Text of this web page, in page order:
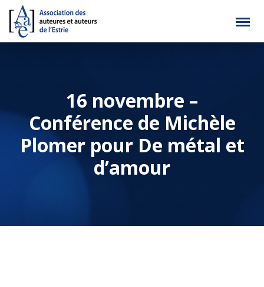
16 novembre –
Conférence de Michèle
Plomer pour De métal et
d’amour